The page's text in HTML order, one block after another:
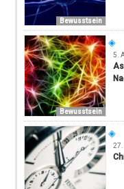
Bewusstsein
Bewusstsein
5.